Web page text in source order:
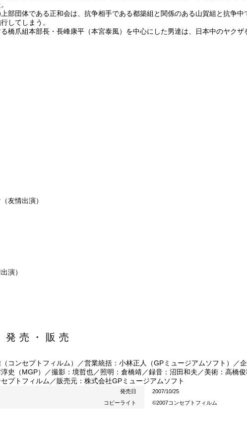
部団体である正和会は、抗争相手である都築組と関係のある山賀組と抗争
してしまう。
橋爪組本部長・長峰康平（本宮泰風）を中心にした男達は、日本中のヤクザ
友情出演）
演）
売・販売
コンセプトフィルム）／営業統括：小林正人（GPミュージアムソフト）／
史（MGP）／撮影：境哲也／照明：倉橋靖／録音：沼田和夫／美術：高橋
プトフィルム／販売元：株式会社GPミュージアムソフト
発売日
2007/10/25
コピーライト
©2007コンセプトフィルム